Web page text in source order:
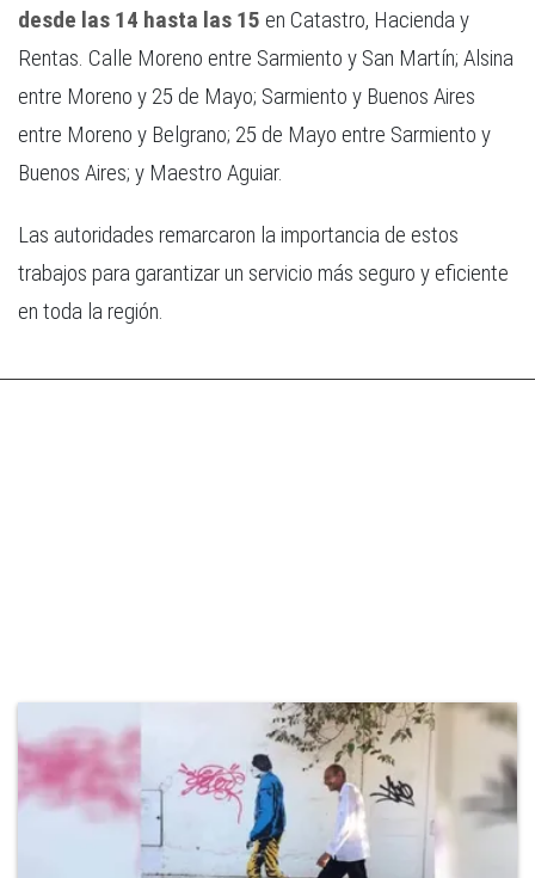
desde las 14 hasta las 15 en Catastro, Hacienda y
Rentas. Calle Moreno entre Sarmiento y San Martín; Alsina
entre Moreno y 25 de Mayo; Sarmiento y Buenos Aires
entre Moreno y Belgrano; 25 de Mayo entre Sarmiento y
Buenos Aires; y Maestro Aguiar.
Las autoridades remarcaron la importancia de estos
trabajos para garantizar un servicio más seguro y eficiente
en toda la región.